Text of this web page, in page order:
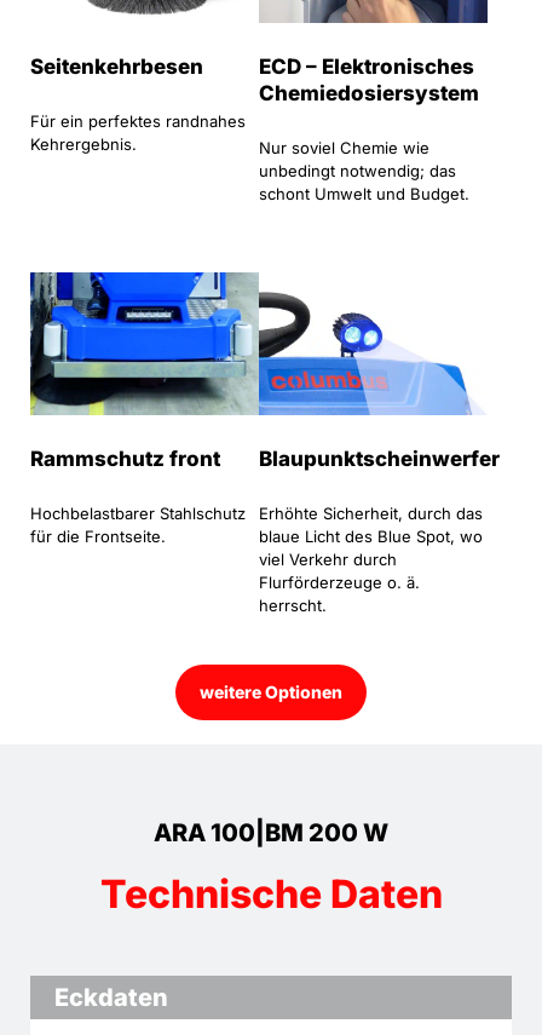
Seitenkehrbesen
Für ein perfektes randnahes
Kehrergebnis.
ECD – Elektronisches
Chemiedosiersystem
Nur soviel Chemie wie
unbedingt notwendig; das
schont Umwelt und Budget.
Rammschutz front
Hochbelastbarer Stahlschutz
für die Frontseite.
Blaupunktscheinwerfer
Erhöhte Sicherheit, durch das
blaue Licht des Blue Spot, wo
viel Verkehr durch
Flurförderzeuge o. ä.
herrscht.
weitere Optionen
ARA 100|BM 200 W
Technische Daten
Eckdaten